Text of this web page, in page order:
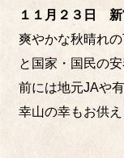
１１月２３日 新
爽やかな秋晴れ
と国家・国民の
前には地元JAや
幸山の幸もお供え